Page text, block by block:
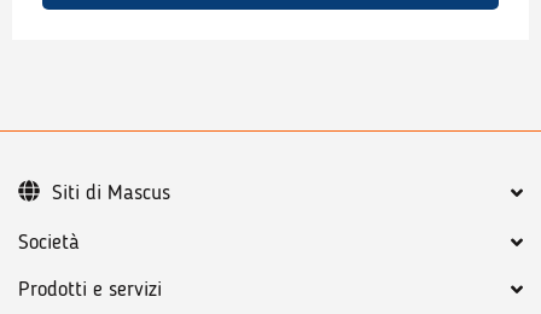
Società
Prodotti e servizi
Siti di Mascus